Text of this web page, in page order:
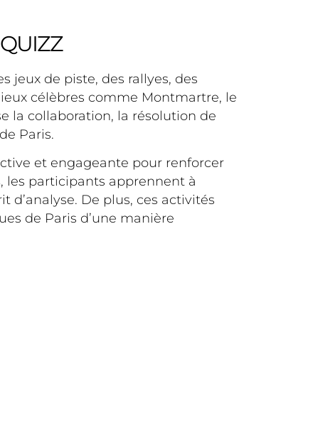
jeux de piste, des rallyes, des
célèbres comme Montmartre, le
la collaboration, la résolution de
Paris.
et engageante pour renforcer
les participants apprennent à
De plus, ces activités
de Paris d’une manière